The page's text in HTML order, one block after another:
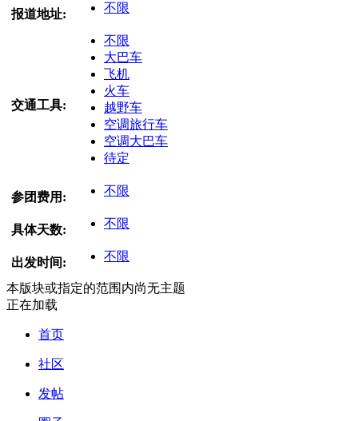
报道地址: 不限
交通工具:
不限
大巴车
飞机
火车
越野车
空调旅行车
空调大巴车
待定
参团费用: 不限
具体天数: 不限
出发时间: 不限
本版块或指定的范围内尚无主题
正在加载
首页
社区
发帖